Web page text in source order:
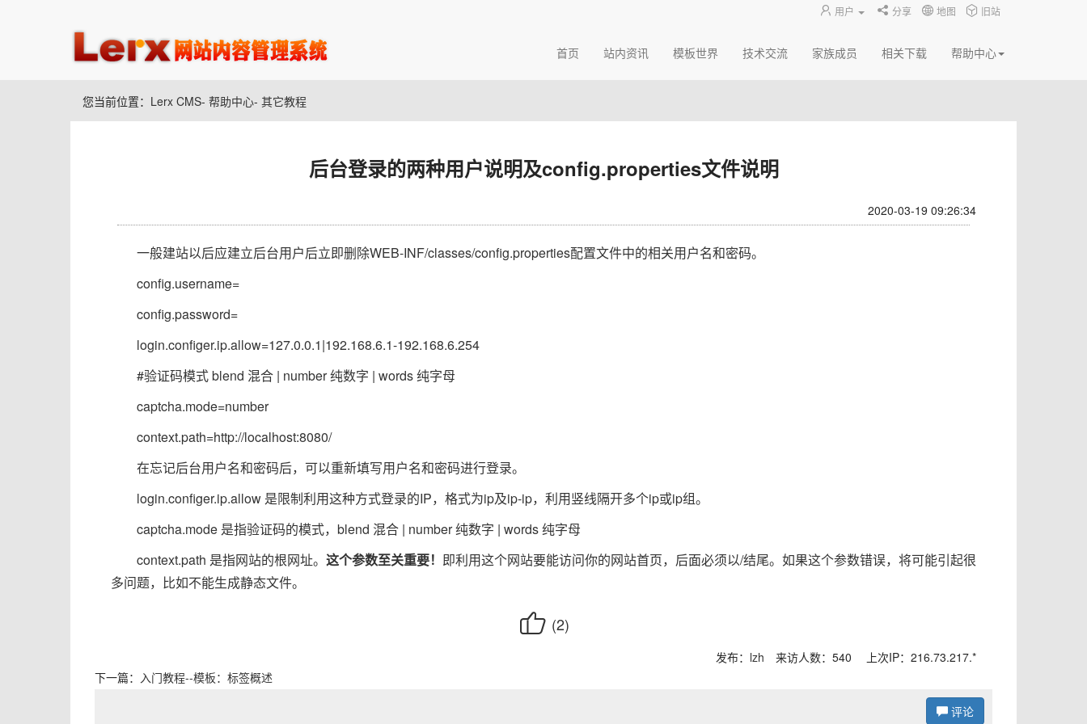
首页 站内资讯 模板世界 技术交流 家族成员 相关下载 帮助中心
用户 分享 地图 旧站
您当前位置： Lerx CMS- 帮助中心- 其它教程
后台登录的两种用户说明及config.properties文件说明
2020-03-19 09:26:34
一般建站以后应建立后台用户后立即删除WEB-INF/classes/config.properties配置文件中的相关用户名和密码。
config.username=
config.password=
login.configer.ip.allow=127.0.0.1|192.168.6.1-192.168.6.254
#验证码模式 blend 混合 | number 纯数字 | words 纯字母
captcha.mode=number
context.path=http://localhost:8080/
在忘记后台用户名和密码后，可以重新填写用户名和密码进行登录。
login.configer.ip.allow 是限制利用这种方式登录的IP，格式为ip及ip-ip，利用竖线隔开多个ip或ip组。
captcha.mode 是指验证码的模式，blend 混合 | number 纯数字 | words 纯字母
context.path 是指网站的根网址。 这个参数至关重要！ 即利用这个网站要能访问你的网站首页，后面必须以/结尾。如果这个参数错误，将可能引起很
多问题，比如不能生成静态文件。
 (2)
发布： lzh
来访人数：540 上次IP：216.73.217.*
下一篇： 入门教程--模板：标签概述
评论